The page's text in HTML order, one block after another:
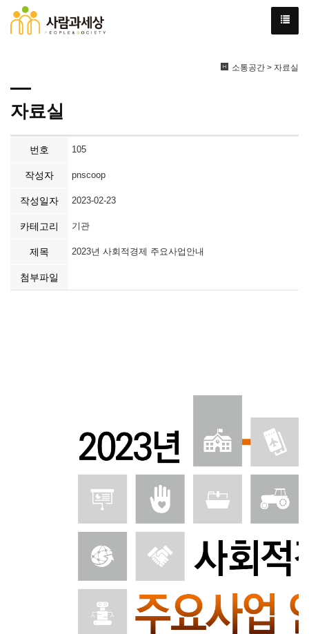
소통공간 > 자료실
자료실
번호 105
작성자 pnscoop
작성일자 2023-02-23
카테고리 기관
제목 2023년 사회적경제 주요사업안내
첨부파일